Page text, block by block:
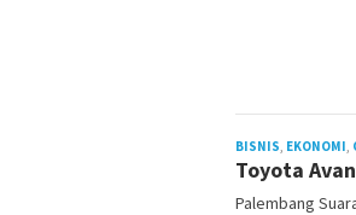
BISNIS EKONOMI
Toyota
Palembang